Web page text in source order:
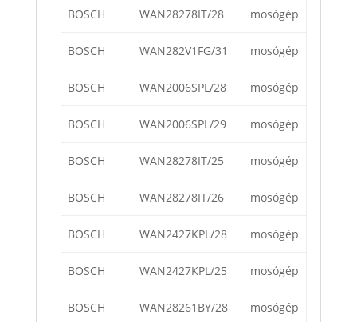
BOSCH WAN28278IT/28 mosógép
BOSCH WAN282V1FG/31 mosógép
BOSCH WAN2006SPL/28 mosógép
BOSCH WAN2006SPL/29 mosógép
BOSCH WAN28278IT/25 mosógép
BOSCH WAN28278IT/26 mosógép
BOSCH WAN2427KPL/28 mosógép
BOSCH WAN2427KPL/25 mosógép
BOSCH WAN28261BY/28 mosógép